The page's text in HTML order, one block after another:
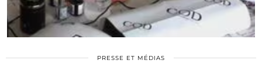
PRESSE ET MÉDIAS